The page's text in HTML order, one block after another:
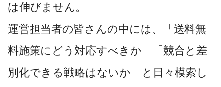
は伸びません。
運営担当者の皆さんの中には、「送料無
料施策にどう対応すべきか」「競合と差
別化できる戦略はないか」と日々模索し